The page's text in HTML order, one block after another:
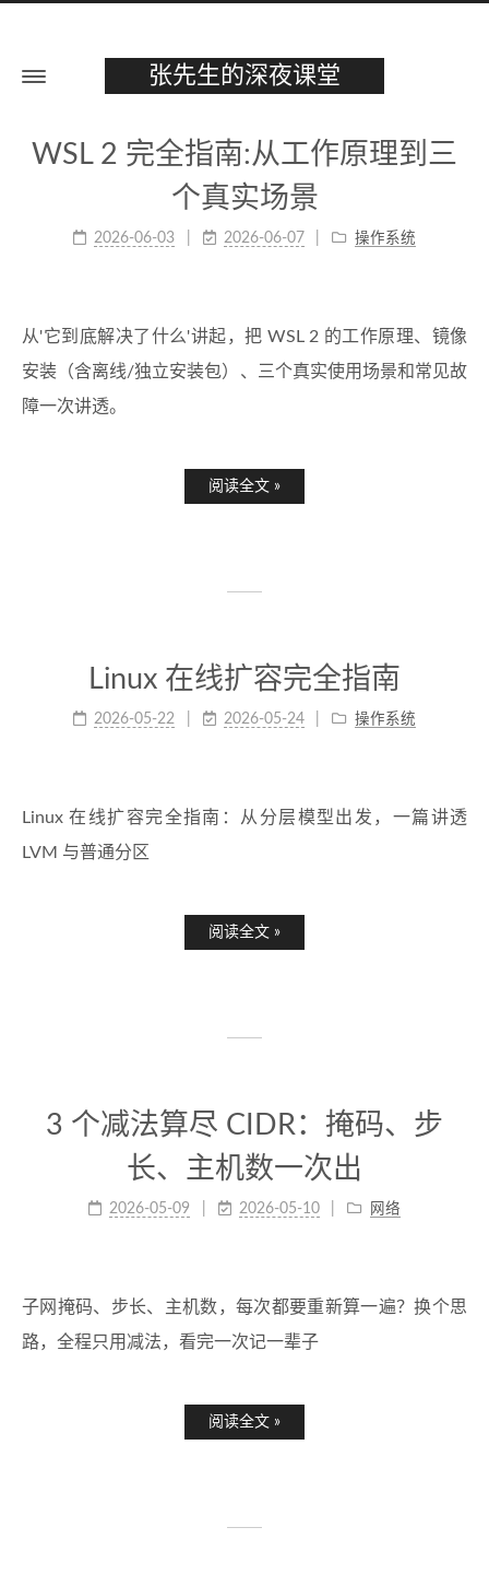
张先生的深夜课堂
WSL 2 完全指南:从工作原理到三
个真实场景
2026-06-03 2026-06-07 操作系统
从'它到底解决了什么'讲起，把 WSL 2 的工作原理、镜像
安装（含离线/独立安装包）、三个真实使用场景和常见故
障一次讲透。
阅读全文 »
Linux 在线扩容完全指南
2026-05-22 2026-05-24 操作系统
Linux 在线扩容完全指南：从分层模型出发，一篇讲透
LVM 与普通分区
阅读全文 »
3 个减法算尽 CIDR：掩码、步
长、主机数一次出
2026-05-09 2026-05-10 网络
子网掩码、步长、主机数，每次都要重新算一遍？换个思
路，全程只用减法，看完一次记一辈子
阅读全文 »